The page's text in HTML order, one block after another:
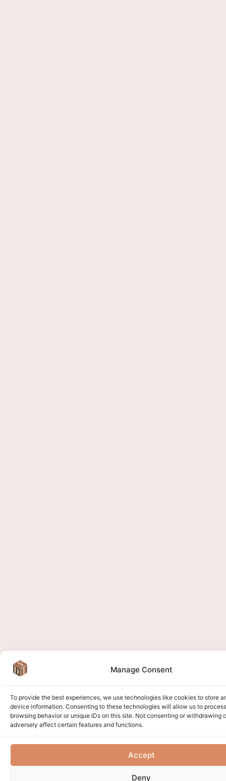
Manage Consent
To provide the best experiences, we use technologies like cookies to store
device information. Consenting to these technologies will allow us to
browsing behavior or unique IDs on this site. Not consenting or withdrawing
adversely affect certain features and functions.
Accept
Deny